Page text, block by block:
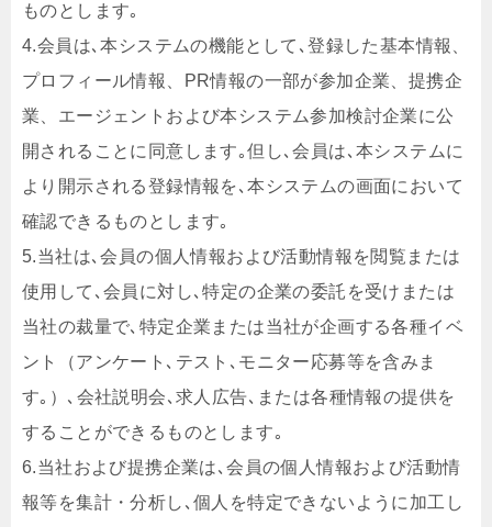
ものとします｡
4.会員は､本システムの機能として､登録した基本情報、
プロフィール情報、PR情報の一部が参加企業、提携企
業、エージェントおよび本システム参加検討企業に公
開されることに同意します｡但し､会員は､本システムに
より開示される登録情報を､本システムの画面において
確認できるものとします｡
5.当社は､会員の個人情報および活動情報を閲覧または
使用して､会員に対し､特定の企業の委託を受けまたは
当社の裁量で､特定企業または当社が企画する各種イベ
ント（アンケート､テスト､モニター応募等を含みま
す｡）､会社説明会､求人広告､または各種情報の提供を
することができるものとします｡
6.当社および提携企業は､会員の個人情報および活動情
報等を集計・分析し､個人を特定できないように加工し